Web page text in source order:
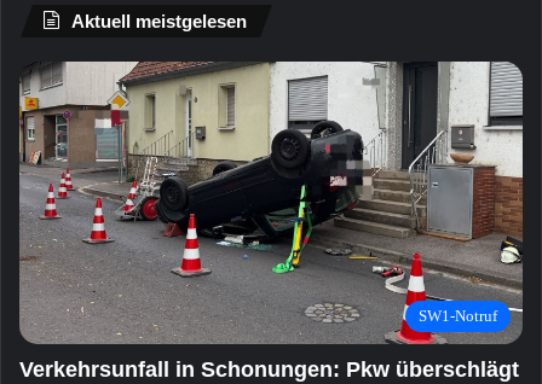
Aktuell meistgelesen
SW1-Notruf
Verkehrsunfall in Schonungen: Pkw überschlägt